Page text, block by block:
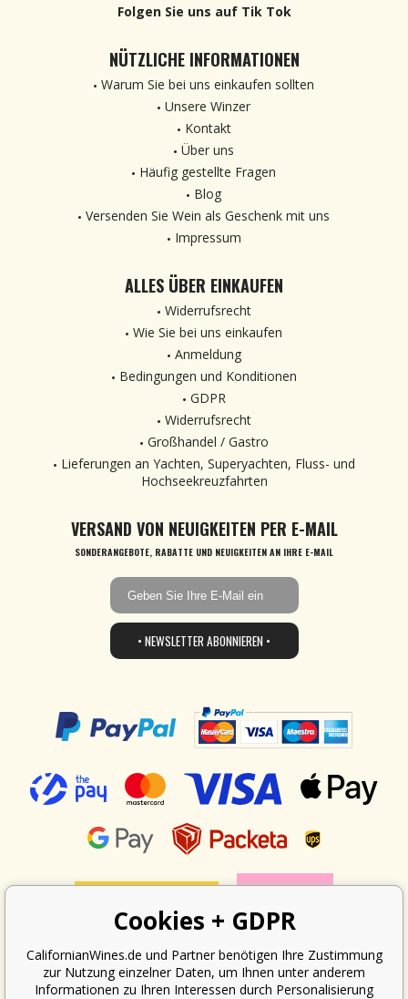
Folgen Sie uns auf Tik Tok
NÜTZLICHE INFORMATIONEN
Warum Sie bei uns einkaufen sollten
Unsere Winzer
Kontakt
Über uns
Häufig gestellte Fragen
Blog
Versenden Sie Wein als Geschenk mit uns
Impressum
ALLES ÜBER EINKAUFEN
Widerrufsrecht
Wie Sie bei uns einkaufen
Anmeldung
Bedingungen und Konditionen
GDPR
Widerrufsrecht
Großhandel / Gastro
Lieferungen an Yachten, Superyachten, Fluss- und
Hochseekreuzfahrten
VERSAND VON NEUIGKEITEN PER E-MAIL
SONDERANGEBOTE, RABATTE UND NEUIGKEITEN AN IHRE E-MAIL
• NEWSLETTER ABONNIEREN •
Cookies + GDPR
CalifornianWines.de und Partner benötigen Ihre Zustimmung
zur Nutzung einzelner Daten, um Ihnen unter anderem
Informationen zu Ihren Interessen durch Personalisierung